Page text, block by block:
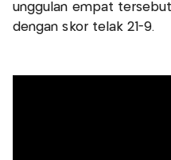
unggulan empat
dengan skor telak 21-9.